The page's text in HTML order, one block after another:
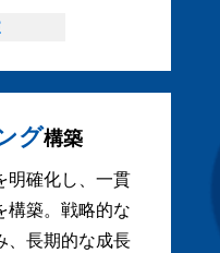
グ構築
明確化し、一貫
構築。戦略的な
、長期的な成長